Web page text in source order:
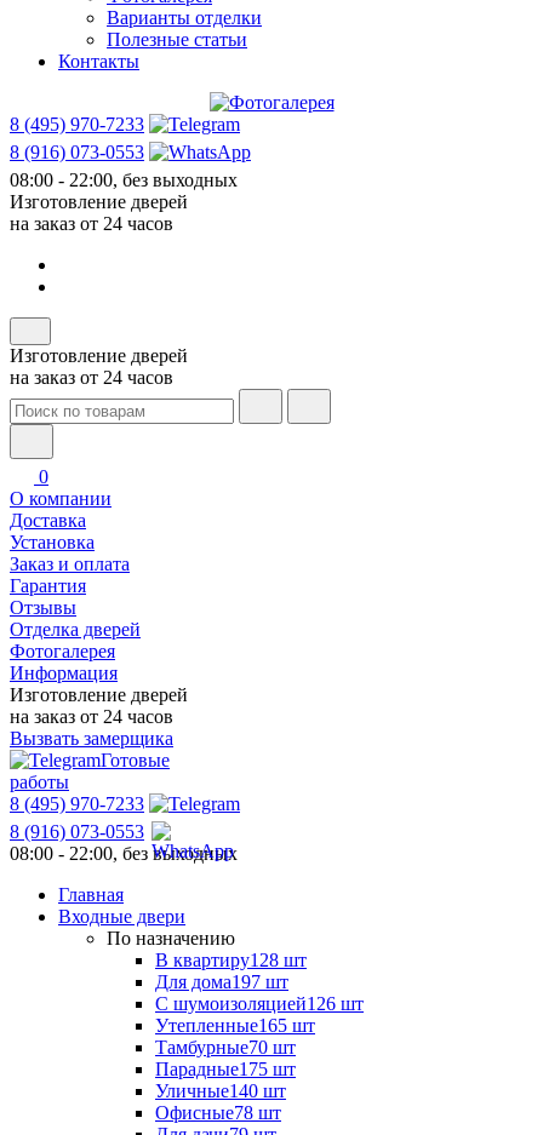
Варианты отделки
Полезные статьи
Контакты
8 (495) 970-7233
8 (916) 073-0553
08:00 - 22:00, без выходных
Изготовление дверей
на заказ от 24 часов
Изготовление дверей
на заказ от 24 часов
0
О компании
Доставка
Установка
Заказ и оплата
Гарантия
Отзывы
Отделка дверей
Фотогалерея
Информация
Изготовление дверей
на заказ от 24 часов
Вызвать замерщика
Готовые
работы
8 (495) 970-7233
8 (916) 073-0553
08:00 - 22:00, без выходных
Главная
Входные двери
По назначению
В квартиру128 шт
Для дома197 шт
С шумоизоляцией126 шт
Утепленные165 шт
Тамбурные70 шт
Парадные175 шт
Уличные140 шт
Офисные78 шт